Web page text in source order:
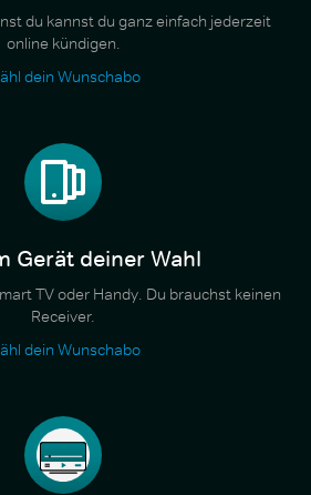
du kannst du ganz einfach jederzeit
online kündigen.
dein Wunschabo
Gerät deiner Wahl
TV oder Handy. Du brauchst keinen
Receiver.
dein Wunschabo